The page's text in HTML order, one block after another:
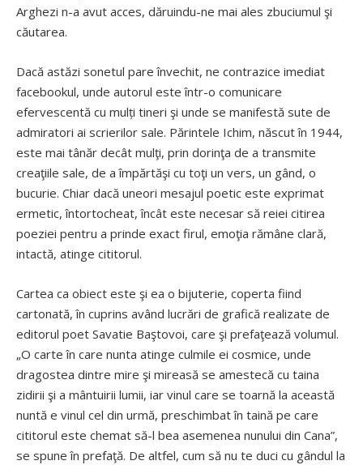
Arghezi n-a avut acces, dăruindu-ne mai ales zbuciumul şi
căutarea.
Dacă astăzi sonetul pare învechit, ne contrazice imediat
facebookul, unde autorul este într-o comunicare
efervescentă cu mulți tineri şi unde se manifestă sute de
admiratori ai scrierilor sale. Părintele Ichim, născut în 1944,
este mai tânăr decât mulţi, prin dorinţa de a transmite
creaţiile sale, de a împărtăşi cu toţi un vers, un gând, o
bucurie. Chiar dacă uneori mesajul poetic este exprimat
ermetic, întortocheat, încât este necesar să reiei citirea
poeziei pentru a prinde exact firul, emoţia rămâne clară,
intactă, atinge cititorul.
Cartea ca obiect este şi ea o bijuterie, coperta fiind
cartonată, în cuprins având lucrări de grafică realizate de
editorul poet Savatie Baştovoi, care şi prefaţează volumul.
„O carte în care nunta atinge culmile ei cosmice, unde
dragostea dintre mire şi mireasă se amestecă cu taina
zidirii şi a mântuirii lumii, iar vinul care se toarnă la această
nuntă e vinul cel din urmă, preschimbat în taină pe care
cititorul este chemat să-l bea asemenea nunului din Cana”,
se spune în prefaţă. De altfel, cum să nu te duci cu gândul la